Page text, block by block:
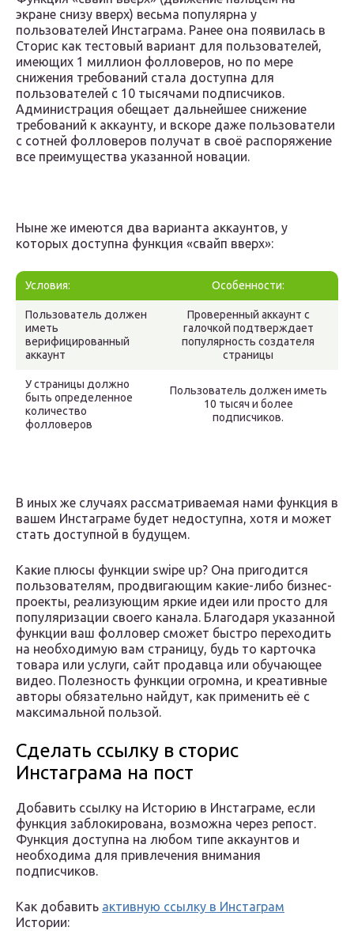
экране снизу вверх) весьма популярна у
пользователей Инстаграма. Ранее она появилась в
Сторис как тестовый вариант для пользователей,
имеющих 1 миллион фолловеров, но по мере
снижения требований стала доступна для
пользователей с 10 тысячами подписчиков.
Администрация обещает дальнейшее снижение
требований к аккаунту, и вскоре даже пользователи
с сотней фолловеров получат в своё распоряжение
все преимущества указанной новации.
Ныне же имеются два варианта аккаунтов, у
которых доступна функция «свайп вверх»:
Условия: Особенности:
Пользователь должен
иметь
верифицированный
аккаунт
Проверенный аккаунт с
галочкой подтверждает
популярность создателя
страницы
У страницы должно
быть определенное
количество
фолловеров
Пользователь должен иметь
10 тысяч и более
подписчиков.
В иных же случаях рассматриваемая нами функция в
вашем Инстаграме будет недоступна, хотя и может
стать доступной в будущем.
Какие плюсы функции swipe up? Она пригодится
пользователям, продвигающим какие-либо бизнес-
проекты, реализующим яркие идеи или просто для
популяризации своего канала. Благодаря указанной
функции ваш фолловер сможет быстро переходить
на необходимую вам страницу, будь то карточка
товара или услуги, сайт продавца или обучающее
видео. Полезность функции огромна, и креативные
авторы обязательно найдут, как применить её с
максимальной пользой.
Сделать ссылку в сторис
Инстаграма на пост
Добавить ссылку на Историю в Инстаграме, если
функция заблокирована, возможна через репост.
Функция доступна на любом типе аккаунтов и
необходима для привлечения внимания
подписчиков.
Как добавить активную ссылку в Инстаграм
Истории: